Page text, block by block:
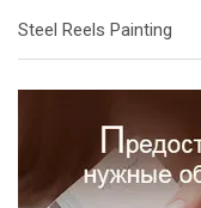
Steel Reels Painting